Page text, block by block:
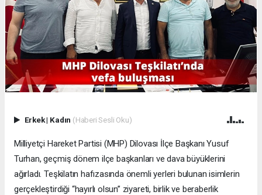
Erkek| Kadın (Haberi Sesli Oku)
Milliyetçi Hareket Partisi (MHP) Dilovası İlçe Başkanı Yusuf
Turhan, geçmiş dönem ilçe başkanları ve dava büyüklerini
ağırladı. Teşkilatın hafızasında önemli yerleri bulunan isimlerin
gerçekleştirdiği “hayırlı olsun” ziyareti, birlik ve beraberlik